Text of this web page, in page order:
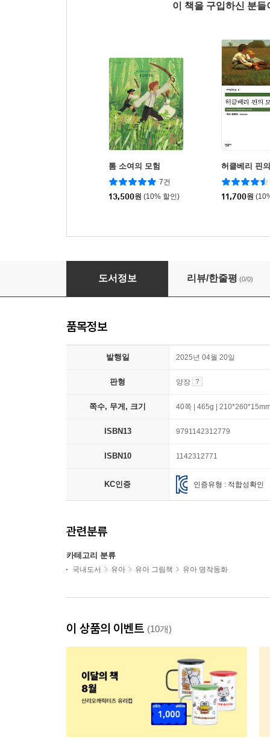
이 책을 구입하신 분
톰 소여의 모험
7건
13,500원 (10% 할인)
허클베리 핀
11,700원
허클베리 핀의 모험
도서정보 리뷰/한줄평 (0/0)
품목정보
발행일 2025년 04월 20일
판형 양장
쪽수, 무게, 크기 40쪽 | 465g |
ISBN13 9791142312779
ISBN10 1142312771
KC인증 인증유형 : 적합성확인
관련분류
카테고리 분류
국내도서 유아 유아 그림책 유아 명작동화
이 상품의 이벤트 (10개)